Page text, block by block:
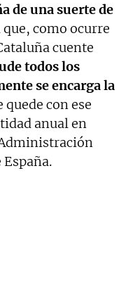
de una suerte de
que, como ocurre
cuente
todos los
se encarga la
quede con ese
anual en